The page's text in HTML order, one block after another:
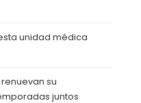
unidad médica
renuevan su
juntos